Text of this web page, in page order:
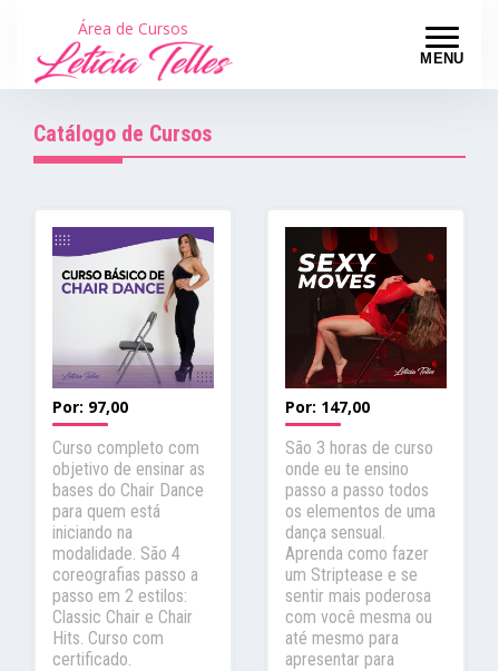
MENU
Área de Cursos
Catálogo de Cursos
Por: 97,00
Curso completo com
objetivo de ensinar as
bases do Chair Dance
para quem está
iniciando na
modalidade. São 4
coreografias passo a
passo em 2 estilos:
Classic Chair e Chair
Hits. Curso com
certificado.
Por: 147,00
São 3 horas de curso
onde eu te ensino
passo a passo todos
os elementos de uma
dança sensual.
Aprenda como fazer
um Striptease e se
sentir mais poderosa
com você mesma ou
até mesmo para
apresentar para